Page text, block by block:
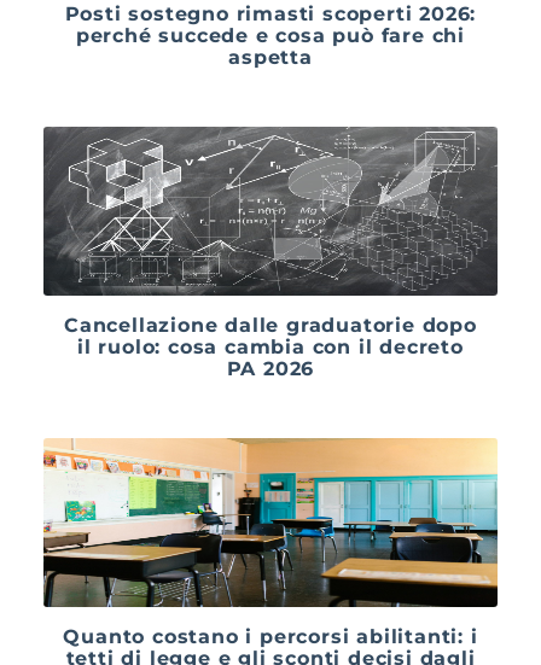
Posti sostegno rimasti scoperti 2026:
perché succede e cosa può fare chi
aspetta
Cancellazione dalle graduatorie dopo
il ruolo: cosa cambia con il decreto
PA 2026
Quanto costano i percorsi abilitanti: i
tetti di legge e gli sconti decisi dagli